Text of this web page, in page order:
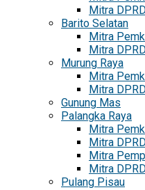
Mitra
Barito Selatan
Mitra
Mitra
Murung Raya
Mitra
Mitra
Gunung Mas
Palangka Raya
Mitra
Mitra
Mitra
Mitra
Pulang Pisau